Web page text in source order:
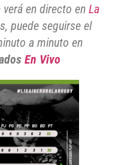
en directo en La
puede seguirse el
a minuto en
En Vivo